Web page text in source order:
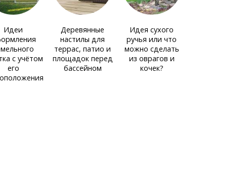
Идеи
с учётом
его
Деревянные
настилы для
террас, патио и
площадок перед
бассейном
Идея сухого
ручья или что
можно сделать
из оврагов и
кочек?